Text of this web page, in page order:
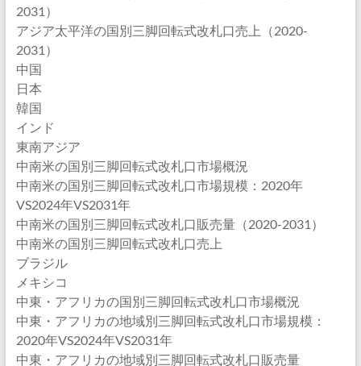
2031）
アジア太平洋の国別三脚回転式改札口売上（2020-
2031）
中国
日本
韓国
インド
東南アジア
中南米の国別三脚回転式改札口市場概況
中南米の国別三脚回転式改札口市場規模：2020年
VS2024年VS2031年
中南米の国別三脚回転式改札口販売量（2020-2031）
中南米の国別三脚回転式改札口売上
ブラジル
メキシコ
中東・アフリカの国別三脚回転式改札口市場概況
中東・アフリカの地域別三脚回転式改札口市場規模：
2020年VS2024年VS2031年
中東・アフリカの地域別三脚回転式改札口販売量